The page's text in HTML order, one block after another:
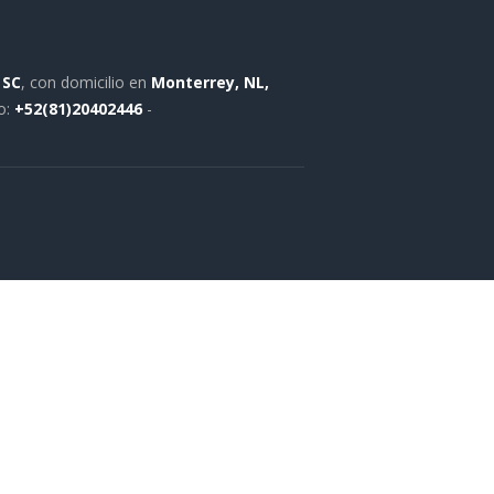
, con domicilio en Monterrey, NL,
+52(81)20402446-